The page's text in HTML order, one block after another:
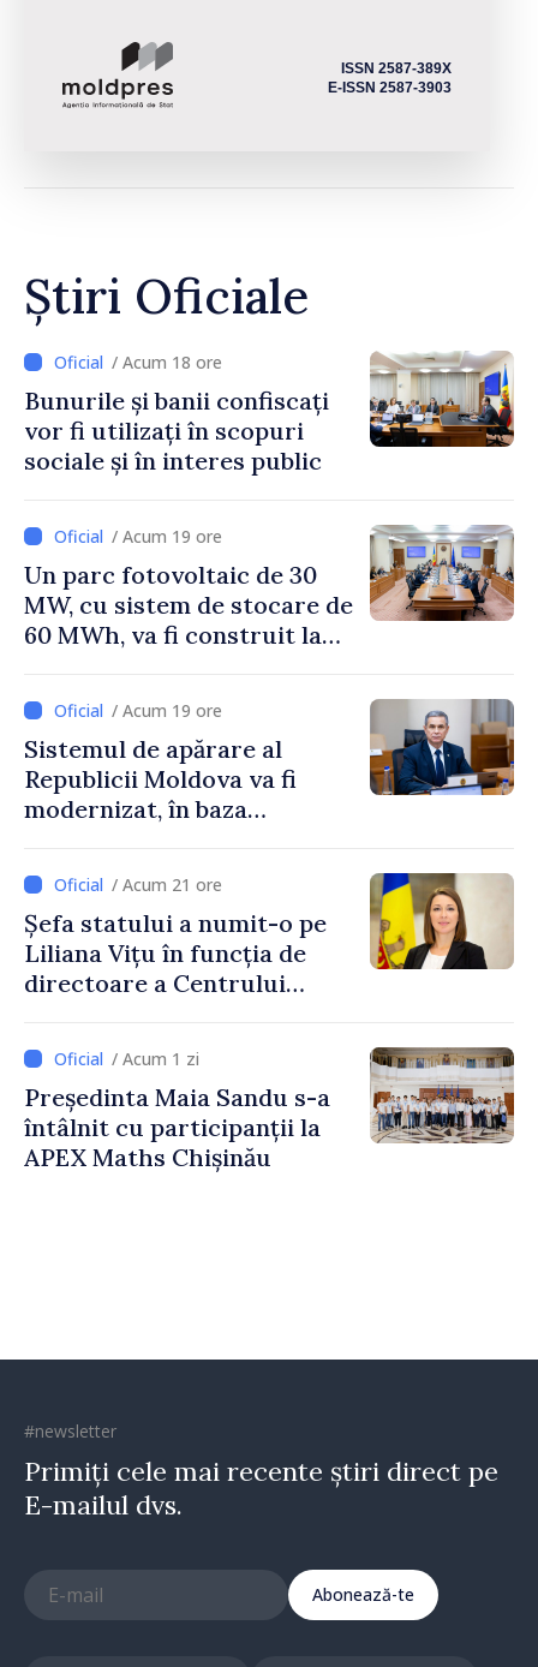
ISSN 2587-389X
E-ISSN 2587-3903
Știri Oficiale
/ Acum 18 ore
Bunurile și banii confiscați
vor fi utilizați în scopuri
sociale și în interes public
/ Acum 19 ore
Un parc fotovoltaic de 30
MW, cu sistem de stocare de
60 MWh, va fi construit la
/ Acum 19 ore
Sistemul de apărare al
Republicii Moldova va fi
modernizat, în baza
implementare a Strategiei
Naționale de Apărare
/ Acum 21 ore
Șefa statului a numit-o pe
Liliana Vițu în funcția de
directoare a Centrului
Strategică și Contracarare a
Dezinformării
/ Acum 1 zi
Președinta Maia Sandu s-a
întâlnit cu participanții la
APEX Maths Chișinău
#newsletter
Primiți cele mai recente știri direct pe
E-mailul dvs.
Abonează-te